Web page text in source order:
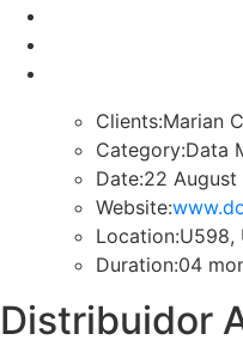
Clients:Marian
Category:Data
Date:22 August
Website:
Location:U598,
Duration:04
Distribuidor